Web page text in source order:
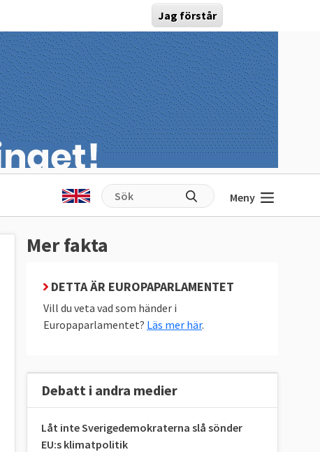
Jag förstår
Meny
Mer fakta
DETTA ÄR EUROPAPARLAMENTET
Vill du veta vad som händer i
Europaparlamentet? Läs mer här.
Debatt i andra medier
Låt inte Sverigedemokraterna slå sönder
EU:s klimatpolitik